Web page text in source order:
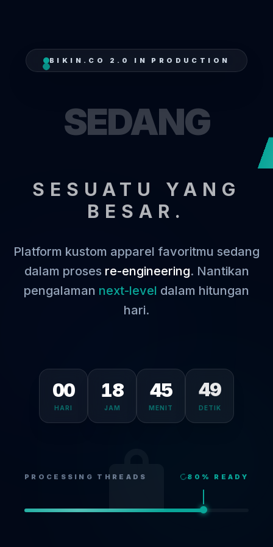
BIKIN.CO 2.0 IN PRODUCTION
SEDANG
SESUATU YANG
BESAR.
Platform kustom apparel favoritmu sedang
dalam proses re-engineering. Nantikan
pengalaman next-level dalam hitungan
hari.
00
HARI
18
JAM
45
MENIT
49
DETIK
PROCESSING THREADS 80 % READY